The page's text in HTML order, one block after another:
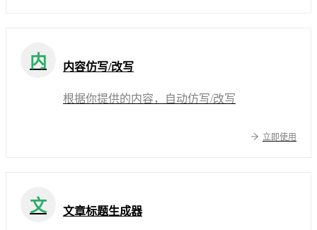
内 内容仿写/改写
根据你提供的内容，自动仿写/改写
立即使用
文 文章标题生成器